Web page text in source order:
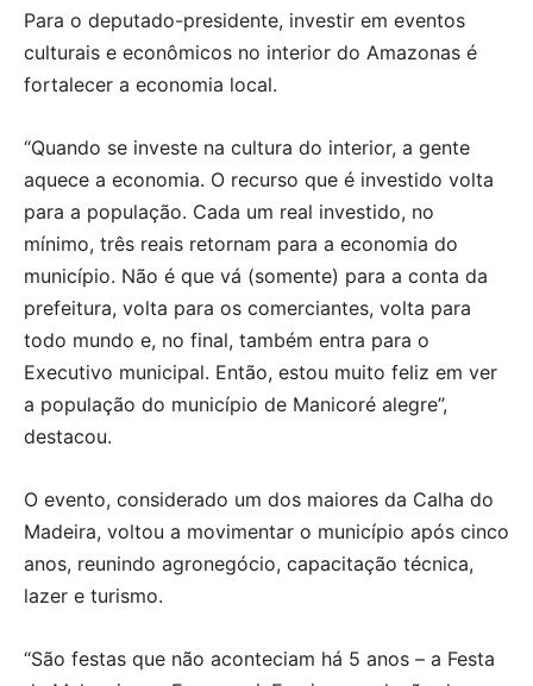
Para o deputado-presidente, investir em eventos
culturais e econômicos no interior do Amazonas é
fortalecer a economia local.
“Quando se investe na cultura do interior, a gente
aquece a economia. O recurso que é investido volta
para a população. Cada um real investido, no
mínimo, três reais retornam para a economia do
município. Não é que vá (somente) para a conta da
prefeitura, volta para os comerciantes, volta para
todo mundo e, no final, também entra para o
Executivo municipal. Então, estou muito feliz em ver
a população do município de Manicoré alegre”,
destacou.
O evento, considerado um dos maiores da Calha do
Madeira, voltou a movimentar o município após cinco
anos, reunindo agronegócio, capacitação técnica,
lazer e turismo.
“São festas que não aconteciam há 5 anos – a Festa